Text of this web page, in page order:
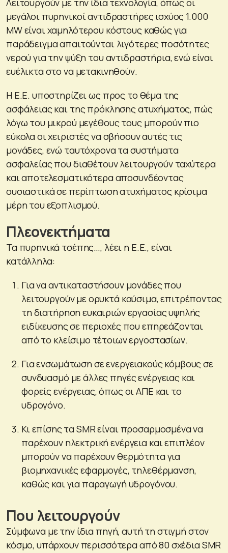
μεγάλοι πυρηνικοί αντιδραστήρες ισχύος 1.000
MW είναι χαμηλότερου κόστους καθώς για
παράδειγμα απαιτούνται λιγότερες ποσότητες
νερού για την ψύξη του αντιδραστήρια, ενώ είναι
ευέλικτα στο να μετακινηθούν.
Η Ε.Ε. υποστηρίζει ως προς το θέμα της
ασφάλειας και της πρόκλησης ατυχήματος, πώς
λόγω του μικρού μεγέθους τους μπορούν πιο
εύκολα οι χειριστές να σβήσουν αυτές τις
μονάδες, ενώ ταυτόχρονα τα συστήματα
ασφαλείας που διαθέτουν λειτουργούν ταχύτερα
και αποτελεσματικότερα αποσυνδέοντας
ουσιαστικά σε περίπτωση ατυχήματος κρίσιμα
μέρη του εξοπλισμού.
Πλεονεκτήματα
Τα πυρηνικά τσέπης…, λέει η Ε.Ε., είναι
κατάλληλα:
Για να αντικαταστήσουν μονάδες που
λειτουργούν με ορυκτά καύσιμα, επιτρέποντας
τη διατήρηση ευκαιριών εργασίας υψηλής
ειδίκευσης σε περιοχές που επηρεάζονται
από το κλείσιμο τέτοιων εργοστασίων.
Για ενσωμάτωση σε ενεργειακούς κόμβους σε
συνδυασμό με άλλες πηγές ενέργειας και
φορείς ενέργειας, όπως οι ΑΠΕ και το
υδρογόνο.
Κι επίσης τα SMR είναι προσαρμοσμένα να
παρέχουν ηλεκτρική ενέργεια και επιπλέον
μπορούν να παρέχουν θερμότητα για
βιομηχανικές εφαρμογές, τηλεθέρμανση,
καθώς και για παραγωγή υδρογόνου.
Που λειτουργούν
Σύμφωνα με την ίδια πηγή, αυτή τη στιγμή στον
κόσμο, υπάρχουν περισσότερα από 80 σχέδια SMR